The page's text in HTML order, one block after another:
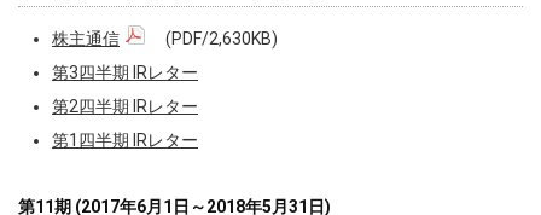
株主通信
(PDF/2,630KB)
第3四半期 IRレター
第2四半期 IRレター
第1四半期 IRレター
第11期 (2017年6月1日～2018年5月31日)